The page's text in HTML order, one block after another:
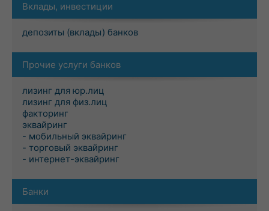
Вклады, инвестиции
депозиты (вклады) банков
Прочие услуги банков
лизинг для юр.лиц
лизинг для физ.лиц
факторинг
эквайринг
- мобильный эквайринг
- торговый эквайринг
- интернет-эквайринг
Банки